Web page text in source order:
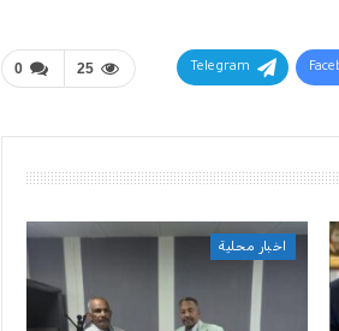
0 25 Telegram
اخبار محلية